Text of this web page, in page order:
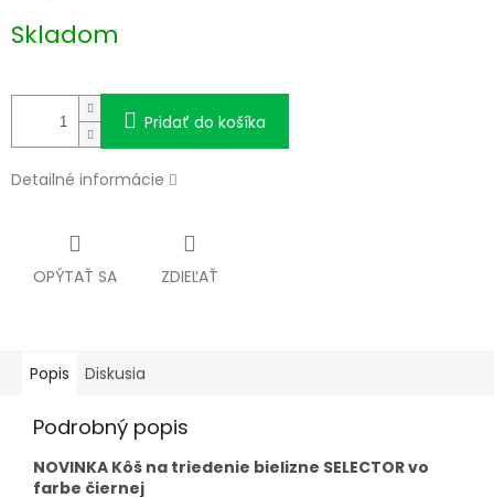
cena:
Skladom
Pridať do košíka
Detailné informácie
OPÝTAŤ SA ZDIEĽAŤ
Popis Diskusia
Podrobný popis
NOVINKA Kôš na triedenie bielizne SELECTOR vo
farbe čiernej